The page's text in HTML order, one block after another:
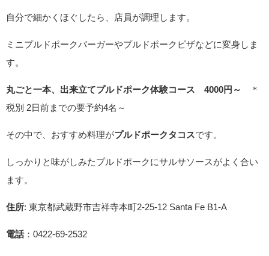
自分で細かくほぐしたら、店員が調理します。
ミニプルドポークバーガーやプルドポークピザなどに変身しま
す。
丸ごと一本、出来立てプルドポーク体験コース 4000円～
＊
税別 2日前までの要予約4名～
その中で、おすすめ料理がプルドポークタコス です。
しっかりと味がしみたプルドポークにサルサソースがよく合い
ます。
住所: 東京都武蔵野市吉祥寺本町2-25-12 Santa Fe B1-A
電話：0422-69-2532